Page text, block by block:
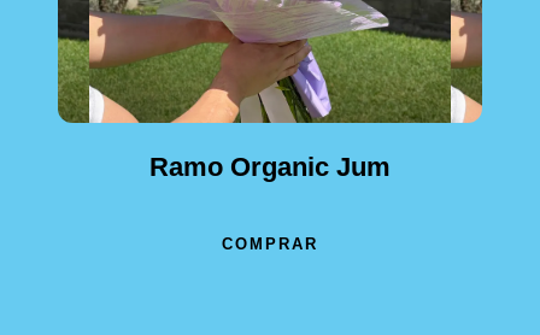
Ramo Organic Jum
COMPRAR